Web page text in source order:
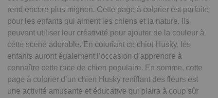
rend encore plus mignon. Cette page à colorier est parfaite
pour les enfants qui aiment les chiens et la nature. Ils
peuvent utiliser leur créativité pour ajouter de la couleur à
cette scène adorable. En coloriant ce chiot Husky, les
enfants auront également l’occasion d’apprendre à
connaître cette race de chien populaire. En somme, cette
page à colorier d’un chien Husky reniflant des fleurs est
une activité amusante et éducative qui plaira à coup sûr